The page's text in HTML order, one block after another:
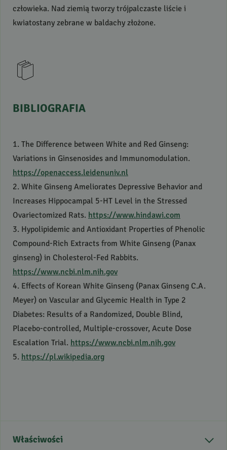
człowieka. Nad ziemią tworzy trójpalczaste liście i
kwiatostany zebrane w baldachy złożone.
BIBLIOGRAFIA
1. The Difference between White and Red Ginseng:
Variations in Ginsenosides and Immunomodulation.
https://openaccess.leidenuniv.nl
2. White Ginseng Ameliorates Depressive Behavior and
Increases Hippocampal 5-HT Level in the Stressed
Ovariectomized Rats. https://www.hindawi.com
3. Hypolipidemic and Antioxidant Properties of Phenolic
Compound-Rich Extracts from White Ginseng (Panax
ginseng) in Cholesterol-Fed Rabbits.
https://www.ncbi.nlm.nih.gov
4. Effects of Korean White Ginseng (Panax Ginseng C.A.
Meyer) on Vascular and Glycemic Health in Type 2
Diabetes: Results of a Randomized, Double Blind,
Placebo-controlled, Multiple-crossover, Acute Dose
Escalation Trial. https://www.ncbi.nlm.nih.gov
5. https://pl.wikipedia.org
Właściwości